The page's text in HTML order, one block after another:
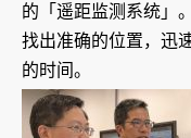
的「遥距监测系统」
找出准确的位置，迅
的时间。